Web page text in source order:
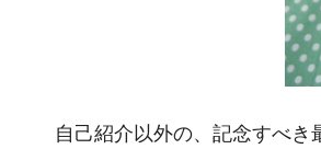
自己紹介以外の、記念すべ